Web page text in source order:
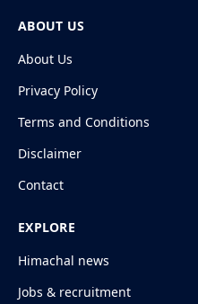
ABOUT US
About Us
Privacy Policy
Terms and Conditions
Disclaimer
Contact
EXPLORE
Himachal news
Jobs & recruitment